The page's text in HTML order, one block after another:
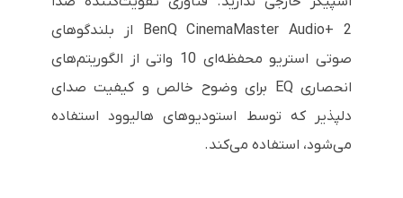
BenQ CinemaMaster Audio+ 2 از بلندگوهای
صوتی استریو محفظه‌ای 10 واتی از الگوریتم‌های
انحصاری EQ برای وضوح خالص و کیفیت صدای
دلپذیر که توسط استودیوهای هالیوود استفاده
می‌شود، استفاده می‌کند.